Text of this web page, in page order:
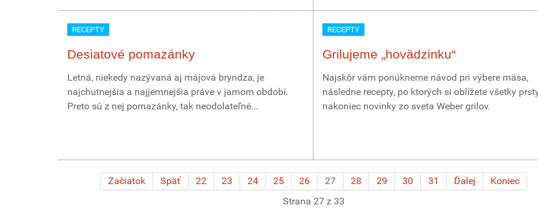
RECEPTY
Desiatové pomazánky
Letná, niekedy nazývaná aj májová bryndza, je
najchutnejšia a najjemnejšia práve v jarnom období.
Preto sú z nej pomazánky, tak neodolateľné...
RECEPTY
Grilujeme „hovädzinku“
Najskôr vám ponúkneme návod pri výbere mäsa,
následne recepty, po ktorých si oblížete všetky
nakoniec novinky zo sveta Weber grilov.
Začiatok Späť 22 23 24 25 26 27 28 29 30 31 Ďalej
Koniec
Strana 27 z 33